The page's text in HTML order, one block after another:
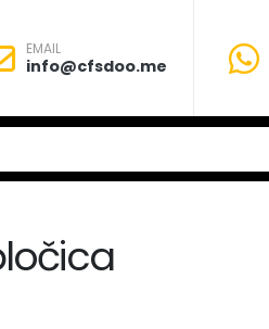
EMAIL
info@cfsdoo.me